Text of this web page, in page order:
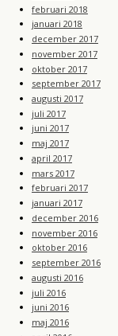
februari 2018
januari 2018
december 2017
november 2017
oktober 2017
september 2017
augusti 2017
juli 2017
juni 2017
maj 2017
april 2017
mars 2017
februari 2017
januari 2017
december 2016
november 2016
oktober 2016
september 2016
augusti 2016
juli 2016
juni 2016
maj 2016